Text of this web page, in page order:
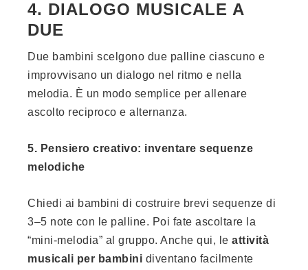
4. DIALOGO MUSICALE A
DUE
Due bambini scelgono due palline ciascuno e
improvvisano un dialogo nel ritmo e nella
melodia. È un modo semplice per allenare
ascolto reciproco e alternanza.
5. Pensiero creativo: inventare sequenze
melodiche
Chiedi ai bambini di costruire brevi sequenze di
3–5 note con le palline. Poi fate ascoltare la
“mini-melodia” al gruppo. Anche qui, le attività
musicali per bambini diventano facilmente